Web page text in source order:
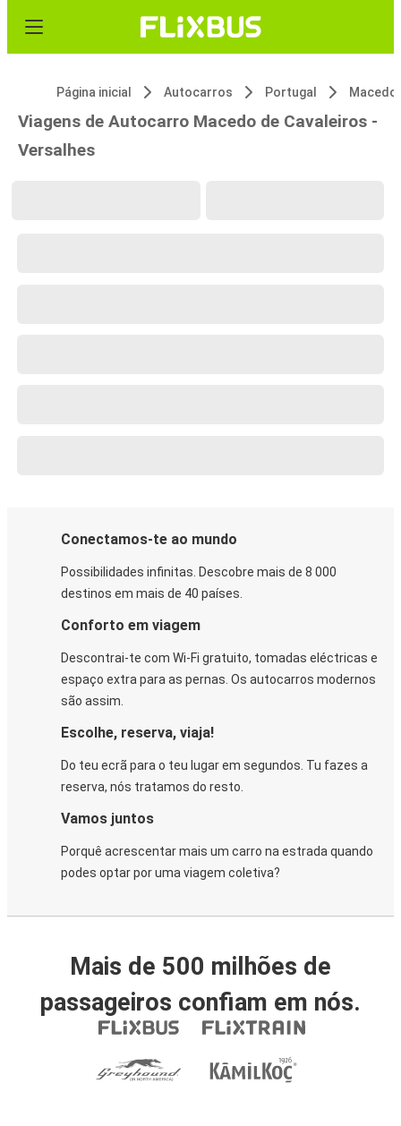
Página inicial Autocarros Portugal Macedo
Viagens de Autocarro Macedo de Cavaleiros -
Versalhes
Conectamos-te ao mundo
Possibilidades infinitas. Descobre mais de 8 000
destinos em mais de 40 países.
Conforto em viagem
Descontrai-te com Wi-Fi gratuito, tomadas eléctricas e
espaço extra para as pernas. Os autocarros modernos
são assim.
Escolhe, reserva, viaja!
Do teu ecrã para o teu lugar em segundos. Tu fazes a
reserva, nós tratamos do resto.
Vamos juntos
Porquê acrescentar mais um carro na estrada quando
podes optar por uma viagem coletiva?
Mais de 500 milhões de
passageiros confiam em nós.